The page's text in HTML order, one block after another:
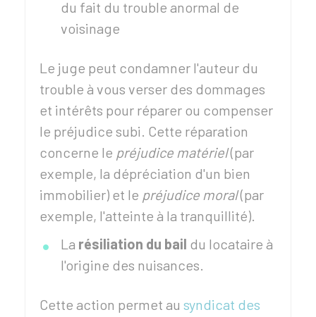
du fait du trouble anormal de
voisinage
Le juge peut condamner l'auteur du
trouble à vous verser des dommages
et intérêts pour réparer ou compenser
le préjudice subi. Cette réparation
concerne le préjudice matériel(par
exemple, la dépréciation d'un bien
immobilier) et le préjudice moral(par
exemple, l'atteinte à la tranquillité).
La résiliation du bail du locataire à
l'origine des nuisances.
Cette action permet au syndicat des